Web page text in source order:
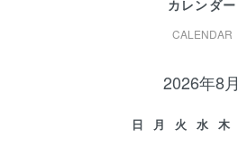
カレンダー
CALENDAR
2026年8月
日 月 火 水 木